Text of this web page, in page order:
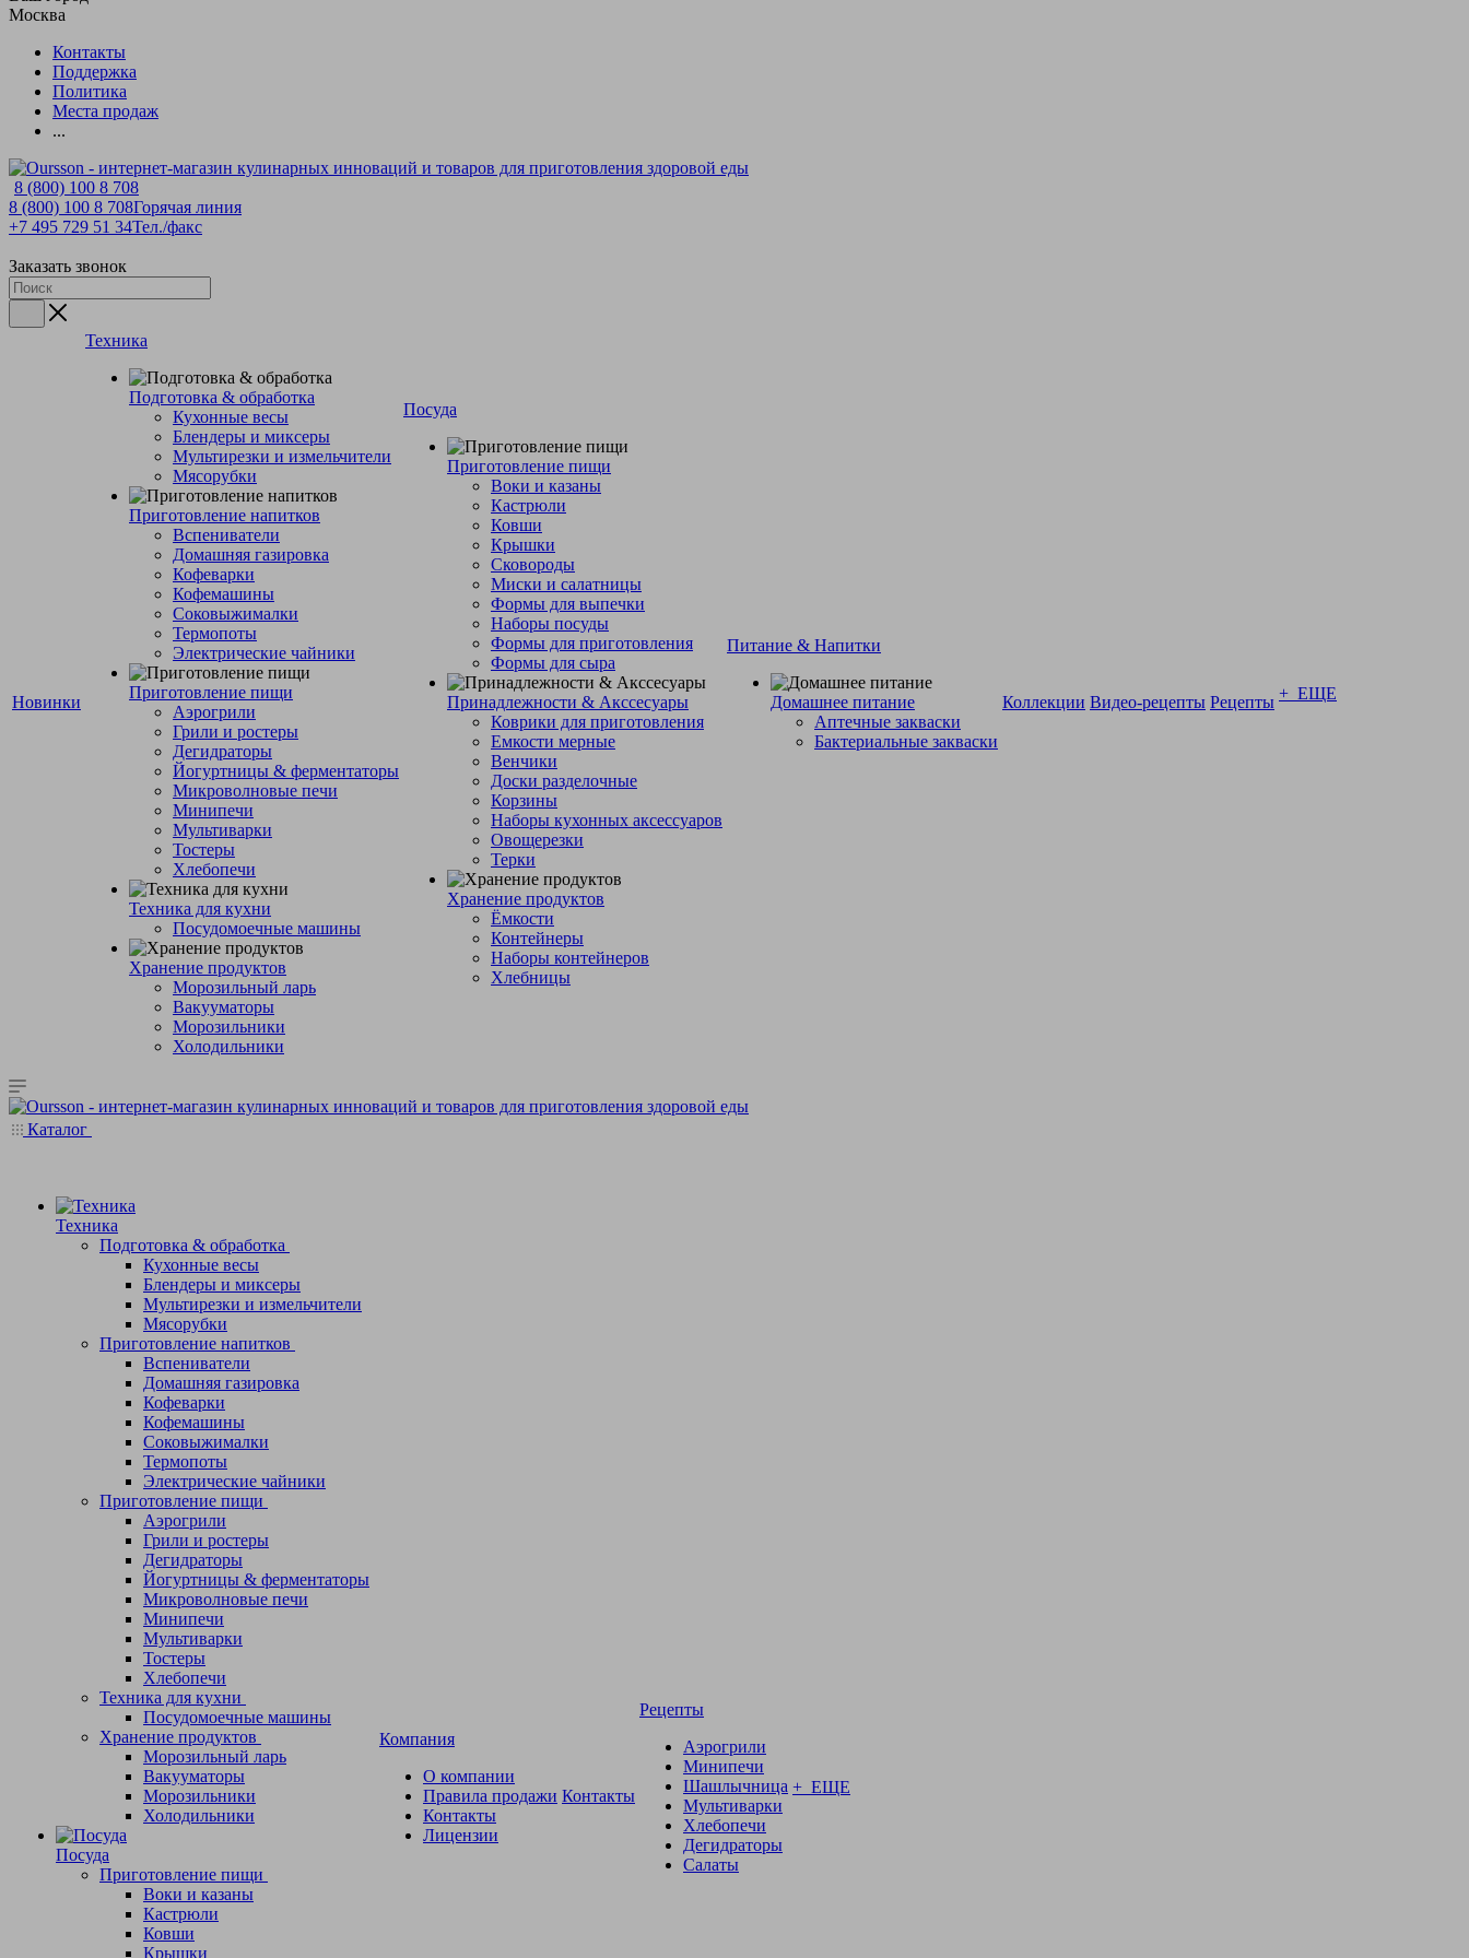
Москва
Контакты
Поддержка
Политика
Места продаж
...
8 (800) 100 8 708
8 (800) 100 8 708Горячая линия
+7 495 729 51 34Тел./факс
Заказать звонок
Новинки
Техника
Подготовка & обработка
Кухонные весы
Блендеры и миксеры
Мультирезки и измельчители
Мясорубки
Приготовление напитков
Вспениватели
Домашняя газировка
Кофеварки
Кофемашины
Соковыжималки
Термопоты
Электрические чайники
Приготовление пищи
Аэрогрили
Грили и ростеры
Дегидраторы
Йогуртницы & ферментаторы
Микроволновые печи
Минипечи
Мультиварки
Тостеры
Хлебопечи
Техника для кухни
Посудомоечные машины
Хранение продуктов
Морозильный ларь
Вакууматоры
Морозильники
Холодильники
Посуда
Приготовление пищи
Воки и казаны
Кастрюли
Ковши
Крышки
Сковороды
Миски и салатницы
Формы для выпечки
Наборы посуды
Формы для приготовления
Формы для сыра
Принадлежности & Акссесуары
Коврики для приготовления
Емкости мерные
Венчики
Доски разделочные
Корзины
Наборы кухонных аксессуаров
Овощерезки
Терки
Хранение продуктов
Ёмкости
Контейнеры
Наборы контейнеров
Хлебницы
Питание & Напитки
Домашнее питание
Аптечные закваски
Бактериальные закваски
Коллекции Видео-рецепты Рецепты + ЕЩЕ
Каталог
Техника
Подготовка & обработка
Кухонные весы
Блендеры и миксеры
Мультирезки и измельчители
Мясорубки
Приготовление напитков
Вспениватели
Домашняя газировка
Кофеварки
Кофемашины
Соковыжималки
Термопоты
Электрические чайники
Приготовление пищи
Аэрогрили
Грили и ростеры
Дегидраторы
Йогуртницы & ферментаторы
Микроволновые печи
Минипечи
Мультиварки
Тостеры
Хлебопечи
Техника для кухни
Посудомоечные машины
Хранение продуктов
Морозильный ларь
Вакууматоры
Морозильники
Холодильники
Посуда
Приготовление пищи
Воки и казаны
Кастрюли
Ковши
Крышки
Компания
О компании
Правила продажи
Контакты
Лицензии
Контакты
Рецепты
Аэрогрили
Минипечи
Шашлычница
Мультиварки
Хлебопечи
Дегидраторы
Салаты
+ ЕЩЕ